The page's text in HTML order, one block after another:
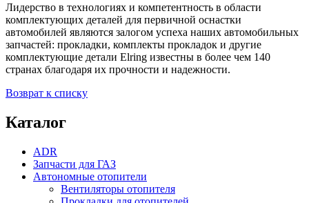
Лидерство в технологиях и компетентность в области
комплектующих деталей для первичной оснастки
автомобилей являются залогом успеха наших автомобильных
запчастей: прокладки, комплекты прокладок и другие
комплектующие детали Elring известны в более чем 140
странах благодаря их прочности и надежности.
Возврат к списку
Каталог
ADR
Запчасти для ГАЗ
Автономные отопители
Вентиляторы отопителя